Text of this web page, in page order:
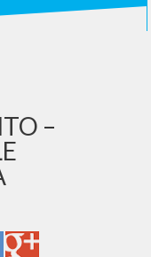
–